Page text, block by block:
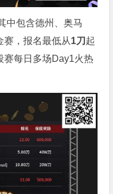
中包含德州、奥马
赛，报名最低从1刀 起
赛每日多场Day1火热